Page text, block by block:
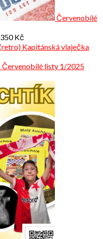
Červenobílé
350Kč
Kapitánská vlaječka
Červenobílé listy 1/2025